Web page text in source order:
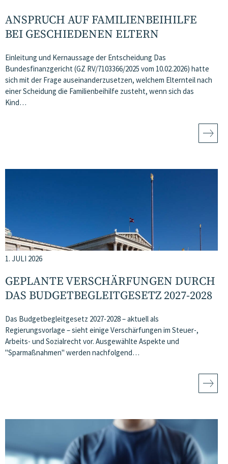
ANSPRUCH AUF FAMILIENBEIHILFE
BEI GESCHIEDENEN ELTERN
Einleitung und Kernaussage der Entscheidung Das
Bundesfinanzgericht (GZ RV/7103366/2025 vom 10.02.2026) hatte
sich mit der Frage auseinanderzusetzen, welchem Elternteil nach
einer Scheidung die Familienbeihilfe zusteht, wenn sich das
Kind…
1. JULI 2026
GEPLANTE VERSCHÄRFUNGEN DURCH
DAS BUDGETBEGLEITGESETZ 2027-2028
Das Budgetbegleitgesetz 2027-2028 – aktuell als
Regierungsvorlage – sieht einige Verschärfungen im Steuer-,
Arbeits- und Sozialrecht vor. Ausgewählte Aspekte und
"Sparmaßnahmen" werden nachfolgend…